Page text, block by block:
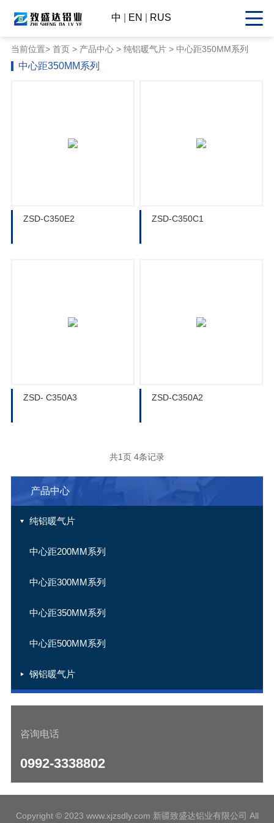
中 EN RUS
当前位置> 首页> 产品中心> 纯铝暖气片 > 中心距350MM系列
中心距350MM系列
ZSD-C350E2 ZSD-C350C1
ZSD- C350A3 ZSD-C350A2
共1页 4条记录
产品中心
纯铝暖气片
中心距200MM系列
中心距300MM系列
中心距350MM系列
中心距500MM系列
钢铝暖气片
咨询电话
0992-3338802
Copyright © 2023 www.xjzsdly.com 新疆致盛达铝业有限公司 All